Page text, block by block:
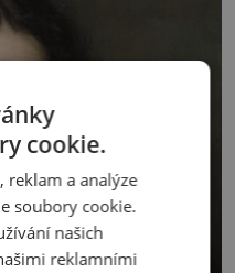
cookie.
reklam a analýze
soubory cookie.
našich
reklamními